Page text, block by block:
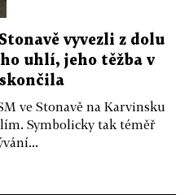
vyvezli z dolu
uhlí, jeho těžba v
ve Stonavě na Karvinsku
Symbolicky tak téměř